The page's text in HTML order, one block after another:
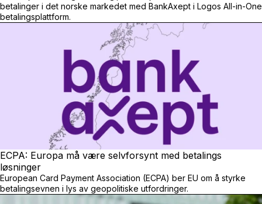
betalinger i det norske markedet med BankAxept i Logos All-in-One
betalingsplattform.
ECPA: Europa må være selvforsynt med betalings
løsninger
European Card Payment Association (ECPA) ber EU om å styrke
betalingsevnen i lys av geopolitiske utfordringer.